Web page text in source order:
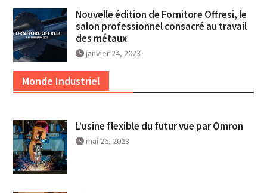
Nouvelle édition de Fornitore Offresi, le
salon professionnel consacré au travail
des métaux
janvier 24, 2023
Monde Industriel
L’usine flexible du futur vue par Omron
mai 26, 2023